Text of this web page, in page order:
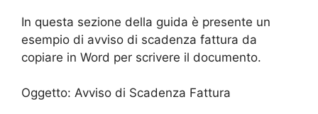
In questa sezione della guida è presente un
esempio di avviso di scadenza fattura da
copiare in Word per scrivere il documento.
Oggetto: Avviso di Scadenza Fattura